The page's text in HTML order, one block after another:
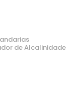
de Alcalinidade